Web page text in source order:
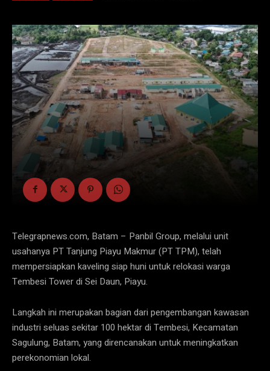
Telegrapnews.com, Batam – Panbil Group, melalui unit
usahanya PT Tanjung Piayu Makmur (PT TPM), telah
mempersiapkan kaveling siap huni untuk relokasi warga
Tembesi Tower di Sei Daun, Piayu.
Langkah ini merupakan bagian dari pengembangan kawasan
industri seluas sekitar 100 hektar di Tembesi, Kecamatan
Sagulung, Batam, yang direncanakan untuk meningkatkan
perekonomian lokal.